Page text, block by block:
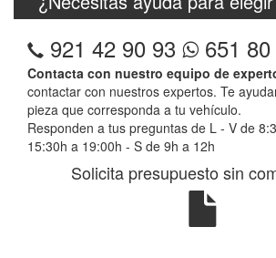
921 42 90 93 651
Contacta con nuestro equipo de
contactar con nuestros expertos. Te
pieza que corresponda a tu vehículo.
Responden a tus preguntas de L - V de
15:30h a 19:00h - S de 9h a 12h
Solicita presupuesto sin